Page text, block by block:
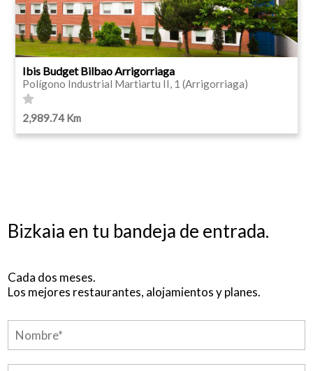
Ibis Budget Bilbao Arrigorriaga
Polígono Industrial Martiartu II, 1 (Arrigorriaga)
2,989.74 Km
Bizkaia en tu bandeja de entrada.
Cada dos meses.
Los mejores restaurantes, alojamientos y planes.